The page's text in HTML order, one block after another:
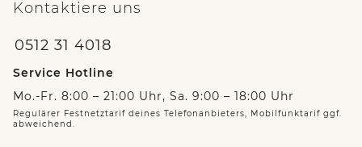
Kontaktiere uns
0512 31 4018
Service Hotline
Mo.-Fr. 8:00 – 21:00 Uhr, Sa. 9:00 – 18:00 Uhr
Regulärer Festnetztarif deines Telefonanbieters, Mobilfunktarif ggf.
abweichend.